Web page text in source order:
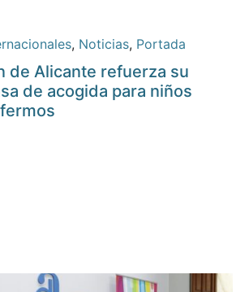
, Noticias, Portada
de Alicante refuerza su
de acogida para niños